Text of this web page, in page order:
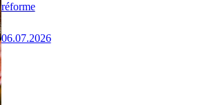
réforme
06.07.2026